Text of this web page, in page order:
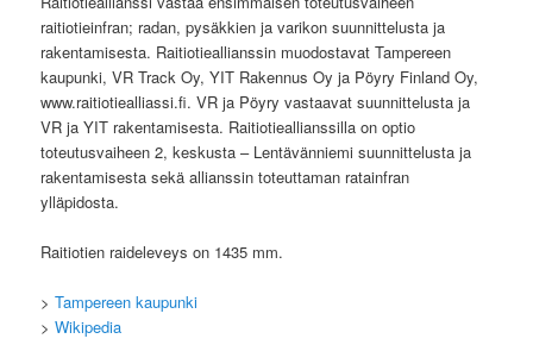
raitiotieinfran; radan, pysäkkien ja varikon suunnittelusta ja
rakentamisesta. Raitiotieallianssin muodostavat Tampereen
kaupunki, VR Track Oy, YIT Rakennus Oy ja Pöyry Finland Oy,
www.raitiotiealliassi.fi. VR ja Pöyry vastaavat suunnittelusta ja
VR ja YIT rakentamisesta. Raitiotieallianssilla on optio
toteutusvaiheen 2, keskusta – Lentävänniemi suunnittelusta ja
rakentamisesta sekä allianssin toteuttaman ratainfran
ylläpidosta.
Raitiotien raideleveys on 1435 mm.
>Tampereen kaupunki
>Wikipedia